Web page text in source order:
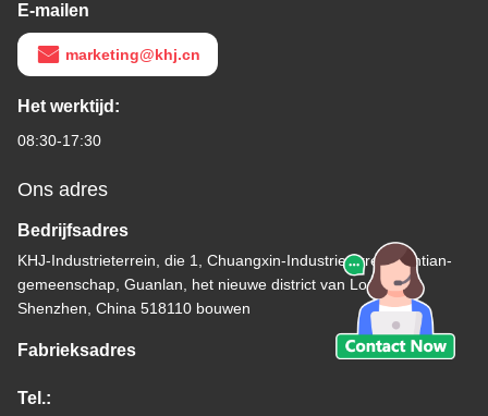
E-mailen
marketing@khj.cn
Het werktijd:
08:30-17:30
Ons adres
Bedrijfsadres
KHJ-Industrieterrein, die 1, Chuangxin-Industrieterrein, Xintian-
gemeenschap, Guanlan, het nieuwe district van Longhua,
Shenzhen, China 518110 bouwen
Fabrieksadres
Tel.: